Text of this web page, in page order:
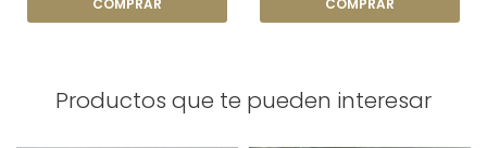
Productos que te pueden interesar